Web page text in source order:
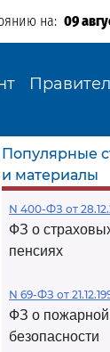
на: 09
Популярные
и материалы
N 400-ФЗ от
ФЗ о
пенсиях
N 69-ФЗ от
ФЗ о пожарной
безопасности